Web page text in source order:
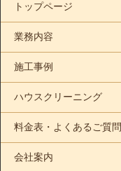
トップページ
業務内容
施工事例
ハウスクリーニング
料金表・よくあるご質問
会社案内